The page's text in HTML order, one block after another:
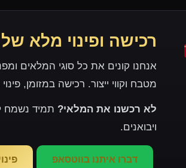
רכישה ופינוי מלא
אנחנו קונים את כל סוגי המלאים
מטבח וקווי ייצור. רכישה במזומן,
לא רכשנו את המלאי? תמיד נשמח
ויבואנים.
דברו איתנו בווטסאפ